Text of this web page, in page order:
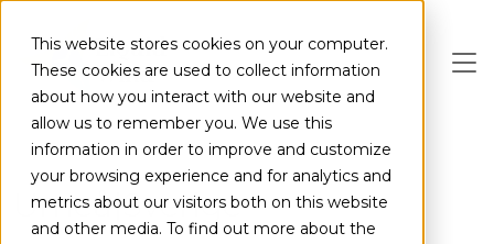
This website stores cookies on your computer.
These cookies are used to collect information
about how you interact with our website and
allow us to remember you. We use this
information in order to improve and customize
your browsing experience and for analytics and
metrics about our visitors both on this website
and other media. To find out more about the
Umeå Sverige